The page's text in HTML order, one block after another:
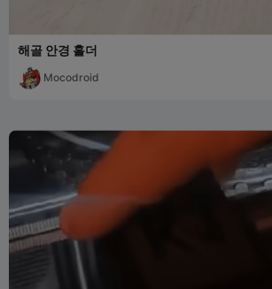
해골 안경 홀더
Mocodroid